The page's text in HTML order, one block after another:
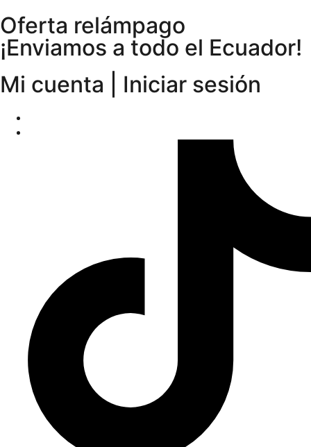
Oferta relámpago
¡Enviamos a todo el Ecuador!
Mi cuenta | Iniciar sesión